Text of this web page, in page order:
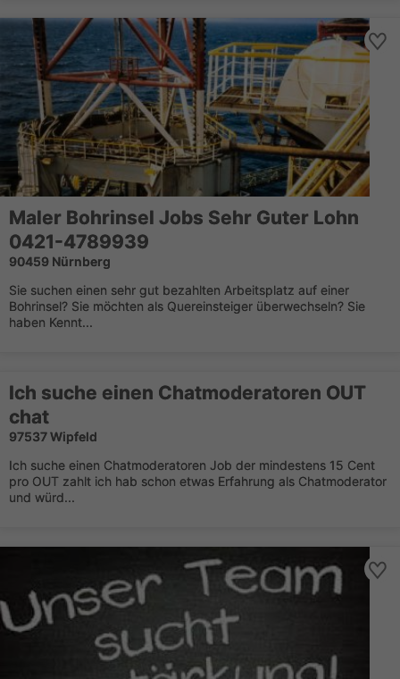
Maler Bohrinsel Jobs Sehr Guter Lohn
0421-4789939
90459 Nürnberg
Sie suchen einen sehr gut bezahlten Arbeitsplatz auf einer
Bohrinsel? Sie möchten als Quereinsteiger überwechseln? Sie
haben Kennt...
Ich suche einen Chatmoderatoren OUT
chat
97537 Wipfeld
Ich suche einen Chatmoderatoren Job der mindestens 15 Cent
pro OUT zahlt ich hab schon etwas Erfahrung als Chatmoderator
und würd...